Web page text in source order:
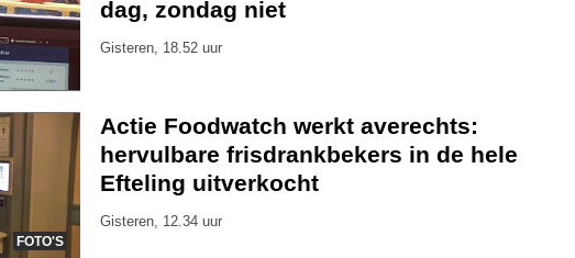
dag, zondag niet
Gisteren, 18.52 uur
FOTO'S
Actie Foodwatch werkt averechts:
hervulbare frisdrankbekers in de hele
Efteling uitverkocht
Gisteren, 12.34 uur